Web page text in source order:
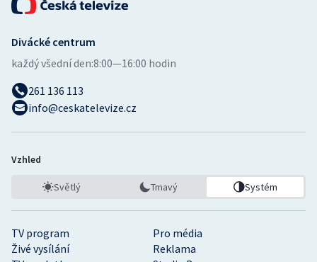
TV program
Pro média
Živé vysílání
Reklama
Divácké centrum
každý všední den:8:00—16:00 hodin
261 136 113
info@ceskatelevize.cz
Vzhled
Světlý Tmavý Systém